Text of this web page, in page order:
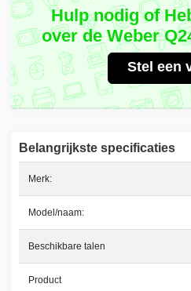
Hulp nodig of
over de Weber
Stel een
Belangrijkste specificaties
Merk:
Model/naam:
Beschikbare talen
Product